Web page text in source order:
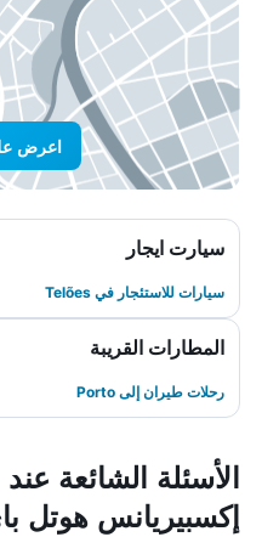
اعرض
سيارت ايجار
سيارات للاستئجار في Telões
المطارات القريبة
رحلات طيران إلى Porto
الأسئلة الشائعة
إكسبيريانس هوتل